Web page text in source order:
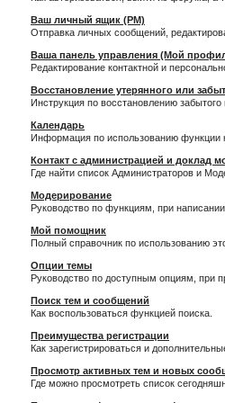
Ваш личный ящик (PM)
Отправка личных сообщений,
Ваша панель управления (Мой
Редактирование контактной и
Восстановление утерянного или
Инструкция по восстановлению забытого
Календарь
Информация по использованию функции
Контакт с администрацией и доклад
Где найти список Администраторов и
Модерирование
Руководство по функциям, при
Мой помощник
Полный справочник по использованию
Опции темы
Руководство по доступным опциям, при
Поиск тем и сообщений
Как воспользоваться функцией поиска.
Преимущества регистрации
Как зарегистрироваться и
Просмотр активных тем и новых
Где можно просмотреть список